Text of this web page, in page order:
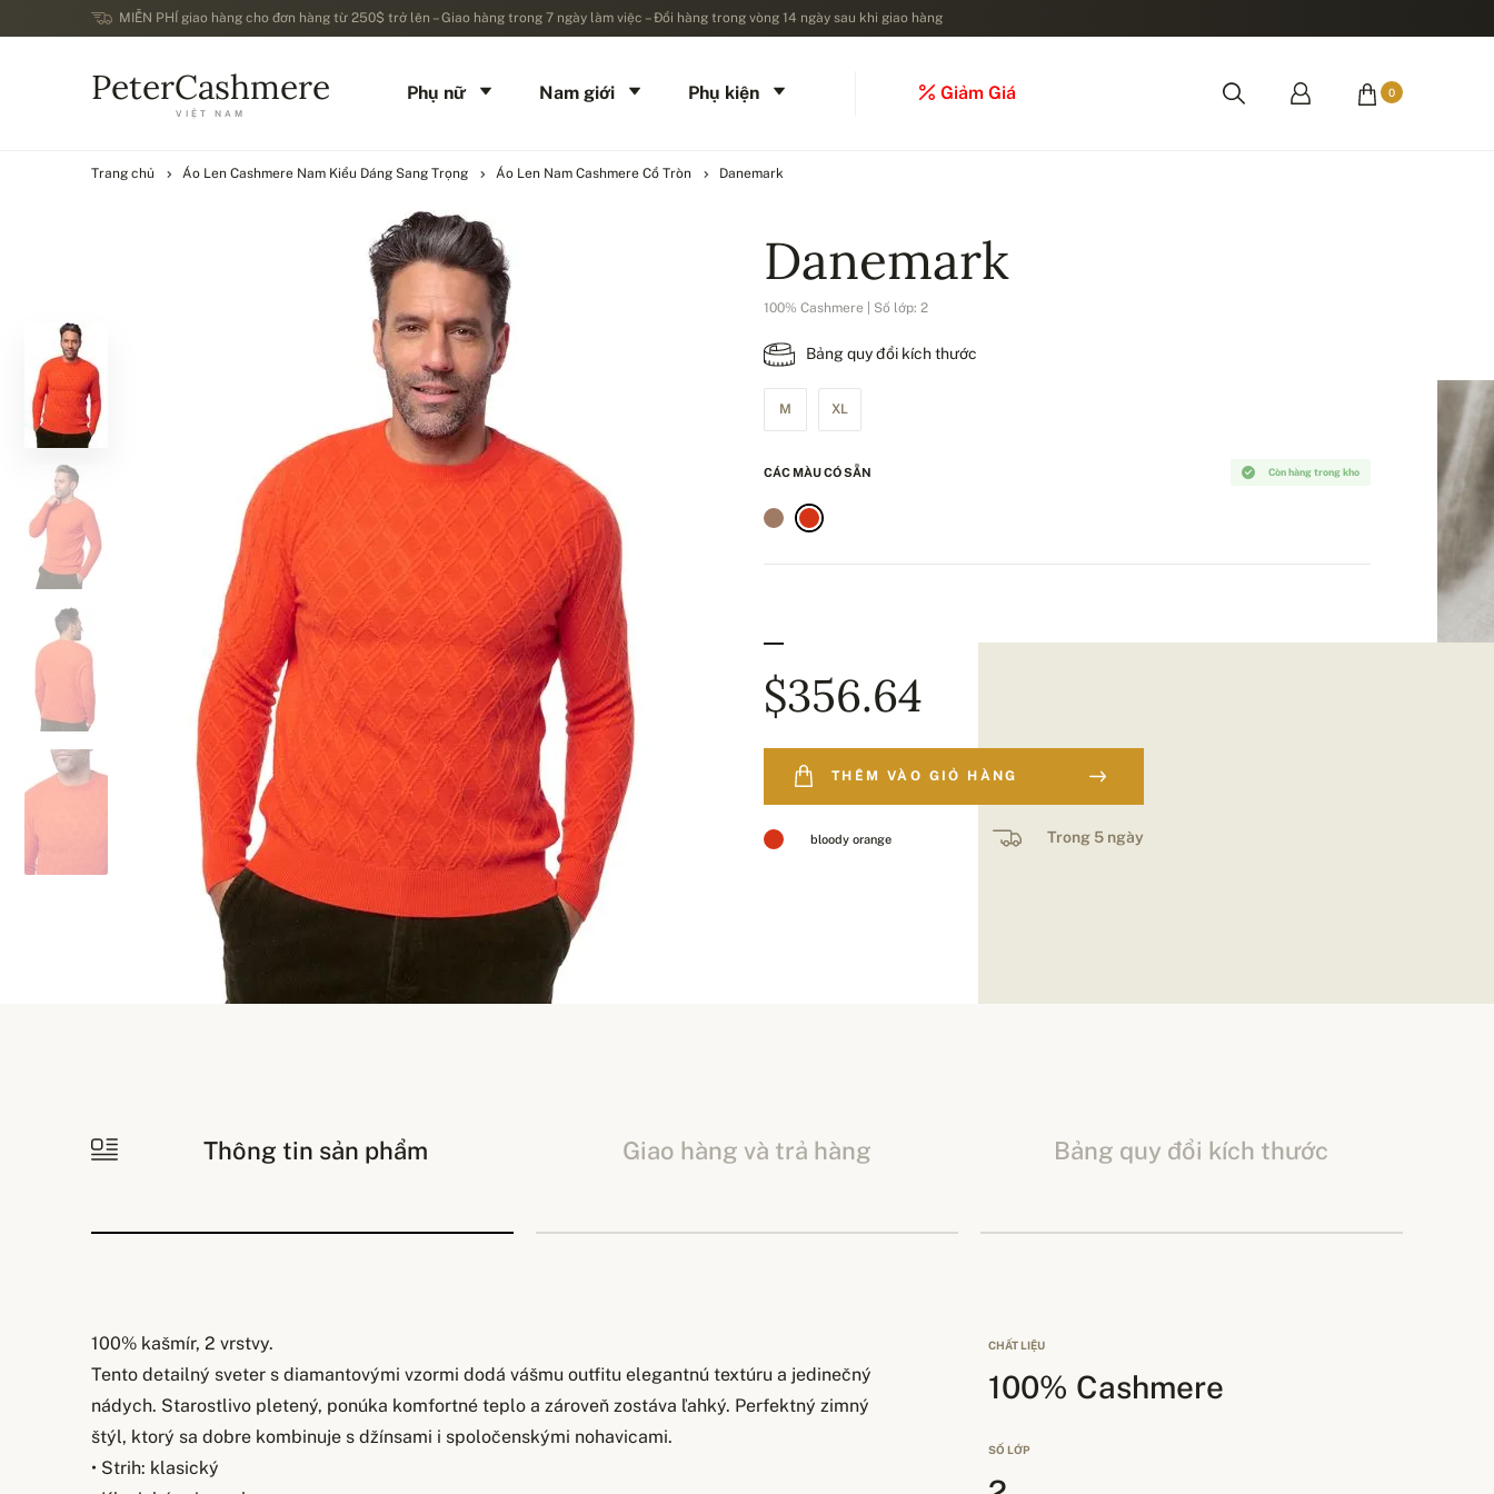
MIỄN PHÍ giao hàng cho đơn hàng từ 250$ trở lên – Giao hàng trong 7 ngày làm việc – Đổi hàng trong vòng 14 ngày sau khi giao hàng
PeterCashmere
VIỆT NAM
Phụ nữ Nam giới Phụ kiện Giảm Giá 0
Trang chủ Áo Len Cashmere Nam Kiểu Dáng Sang Trọng Áo Len Nam Cashmere Cổ Tròn Danemark
Danemark
100% Cashmere | Số lớp: 2
Bảng quy đổi kích thước
M XL
Còn hàng trong kho
CÁC MÀU CÓ SẴN
$356.64
THÊM VÀO GIỎ HÀNG
bloody orange Trong 5 ngày
Thông tin sản phẩm Giao hàng và trả hàng Bảng quy đổi kích thước
100% kašmír, 2 vrstvy.
Tento detailný sveter s diamantovými vzormi dodá vášmu outfitu elegantnú textúru a jedinečný
nádych. Starostlivo pletený, ponúka komfortné teplo a zároveň zostáva ľahký. Perfektný zimný
štýl, ktorý sa dobre kombinuje s džínsami i spoločenskými nohavicami.
• Strih: klasický
CHẤT LIỆU
100% Cashmere
SỐ LỚP